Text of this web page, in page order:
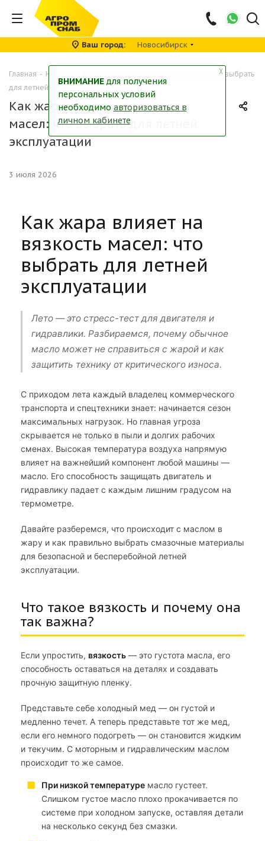
Ваш город Новосибирск
Главная - Новости
Как жара влияет на вязкость масел: что выбрать
для летней эксплуатации
Как жара влияет на вязкость
масел: что выбрать для летней
эксплуатации
3 июля 2026
Как жара влияет на
вязкость масел: что
выбрать для летней
эксплуатации
Лето — это стресс-тест для двигателя и
гидравлики. Разбираемся, почему обычное
масло может не справиться с жарой и как
защитить технику от критического износа.
С приходом лета каждый владелец коммерческого
транспорта и спецтехники знает: начинается сезон
максимальных нагрузок. Но главная угроза
скрывается не только в пыли и долгих рабочих
сменах. Высокая температура воздуха напрямую
влияет на важнейший компонент любой машины —
масло. Его способность защищать двигатель и
гидравлику падает с каждым лишним градусом на
термометре.
Давайте разберемся, что происходит с маслом в
жару и как правильно выбрать смазочные материалы
для безопасной и бесперебойной летней
эксплуатации.
Что такое вязкость и почему она
так важна?
Если упростить, вязкость — это густота масла, его
способность оставаться на деталях и создавать
прочную защитную пленку.
Представьте себе холодный мед — он густой и
медленно течет. А теперь представьте тот же мед,
если его немного подогреть — он становится жидким
и текучим. С моторным и гидравлическим маслом
происходит то же самое.
При низкой температуре масло густеет.
Слишком густое масло плохо прокачивается по
системе при холодном запуске, оставляя детали
на несколько секунд без смазки.
╳
ВНИМАНИЕдля получения
персональных условий
необходимо авторизоваться в
личном кабинете